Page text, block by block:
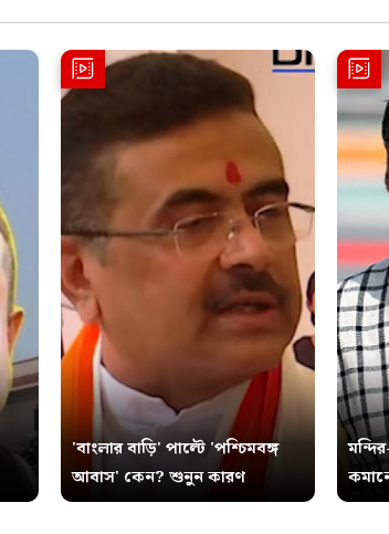
'বাংলার বাড়ি' পাল্টে 'পশ্চিমবঙ্গ
আবাস' কেন? শুনুন কারণ